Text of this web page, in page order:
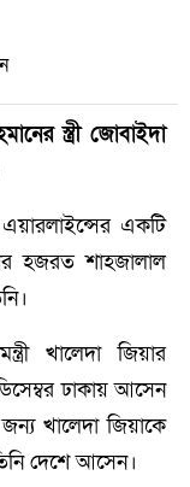
স্ত্রী জোবাইদা
একটি
হজরত শাহজালাল
খালেদা জিয়ার
ঢাকায় আসেন
খালেদা জিয়াকে
দেশে আসেন।